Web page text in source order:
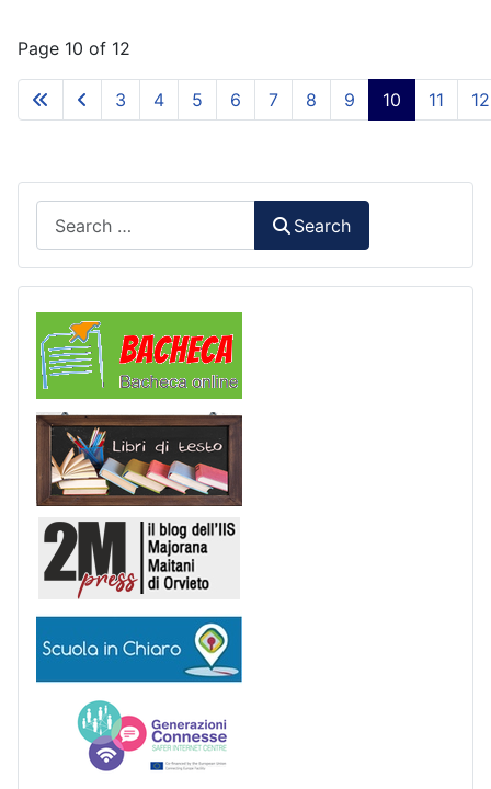
Page 10 of 12
3 4 5 6 7 8 9 10 11 12
Search
Libri di Testo
Scuola in chiaro